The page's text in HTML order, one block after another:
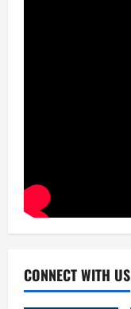
CONNECT WITH US